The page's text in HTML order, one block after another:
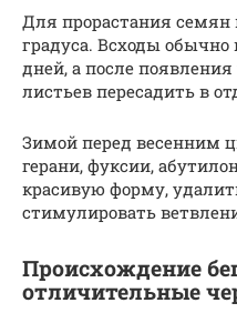
Для прорастания семян
градуса. Всходы обычно
дней, а после
листьев пересадить в
Зимой перед весенним
герани, фуксии,
красивую форму,
стимулировать
Происхождение
отличительные